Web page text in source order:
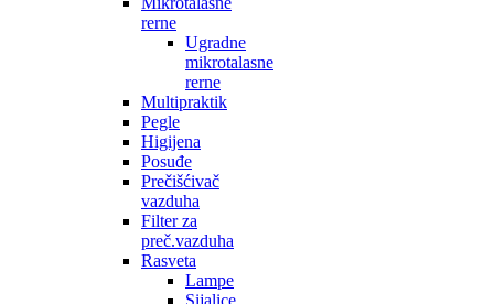
rerne
Ugradne
mikrotalasne
rerne
Multipraktik
Pegle
Higijena
Posuđe
Prečišćivač
vazduha
Filter za
preč.vazduha
Rasveta
Lampe
Sijalice